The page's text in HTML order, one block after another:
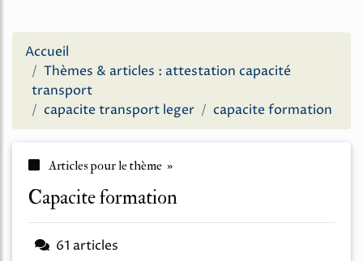
Accueil
Thèmes & articles : attestation capacité
transport
capacite transport leger
capacite formation
Articles pour le thème »
capacite formation
61 articles